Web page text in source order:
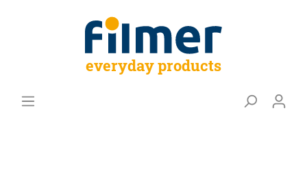
everyday products